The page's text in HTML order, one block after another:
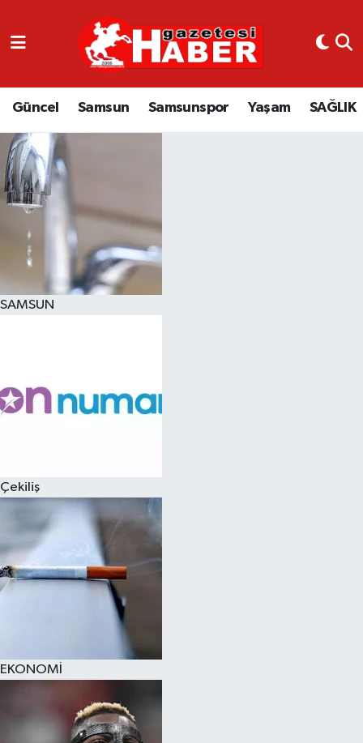
Güncel Samsun Samsunspor Yaşam SAĞLIK
SAMSUN
Çekiliş
EKONOMİ
GÜNCEL
SAMSUN
SAMSUNSPOR
EKONOMİ
YAŞAM